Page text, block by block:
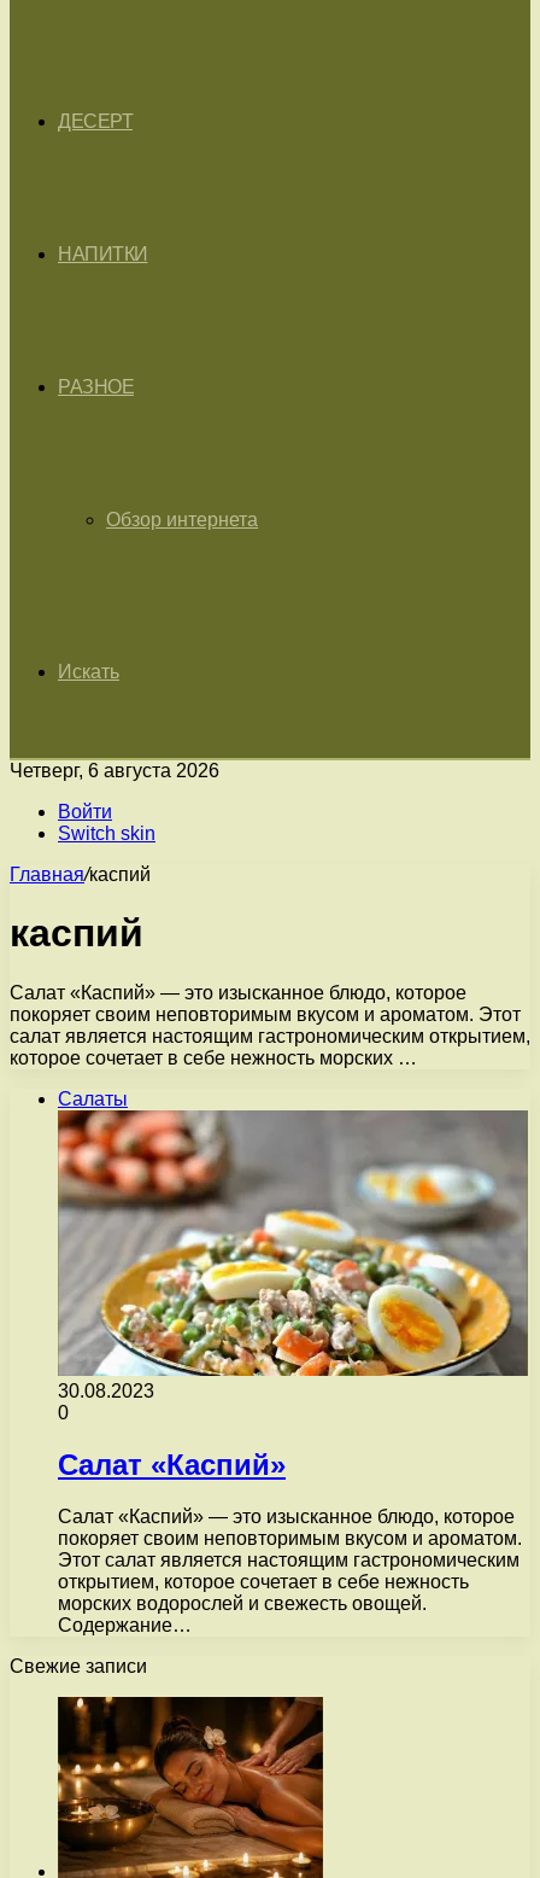
ДЕСЕРТ
НАПИТКИ
РАЗНОЕ
Обзор интернета
Искать
Четверг, 6 августа 2026
Войти
Switch skin
Главная/каспий
каспий
Салат «Каспий» — это изысканное блюдо, которое
покоряет своим неповторимым вкусом и ароматом. Этот
салат является настоящим гастрономическим открытием,
которое сочетает в себе нежность морских …
Салаты
30.08.2023
0
Салат «Каспий»
Салат «Каспий» — это изысканное блюдо, которое
покоряет своим неповторимым вкусом и ароматом.
Этот салат является настоящим гастрономическим
открытием, которое сочетает в себе нежность
морских водорослей и свежесть овощей.
Содержание…
Свежие записи